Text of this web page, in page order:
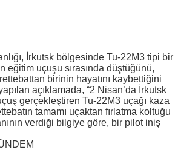
İrkutsk bölgesinde Tu-22M3 tipi bir
eğitim uçuşu sırasında düştüğünü,
birinin hayatını kaybettiğini
açıklamada, “2 Nisan’da İrkutsk
gerçekleştiren Tu-22M3 uçağı kaza
tamamı uçaktan fırlatma koltuğu
verdiği bilgiye göre, bir pilot iniş